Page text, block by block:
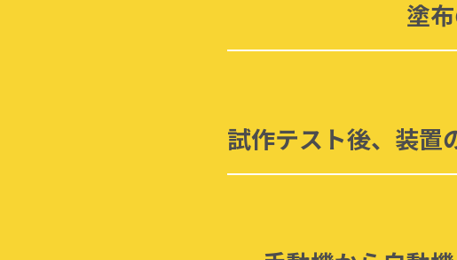
塗
試作テスト後、 装置